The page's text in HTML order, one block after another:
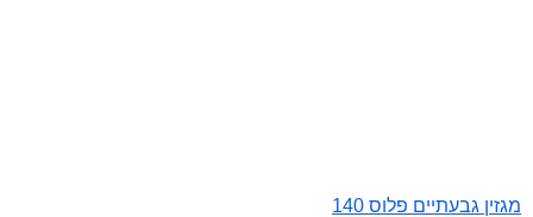
מגזין גבעתיים פלוס 140